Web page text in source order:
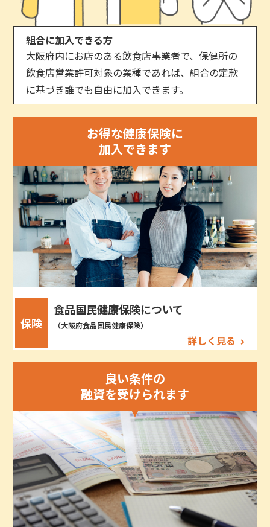
組合に加入できる方
大阪府内にお店のある飲食店事業者で、保健所の
飲食店営業許可対象の業種であれば、組合の定款
に基づき誰でも自由に加入できます。
お得な健康保険に
加入できます
保険
食品国民健康保険について
（大阪府食品国民健康保険）
詳しく見る
良い条件の
融資を受けられます